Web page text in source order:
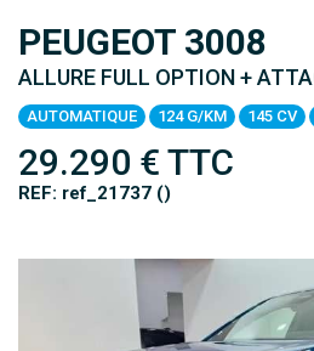
PEUGEOT 3008
ALLURE FULL OPTION +
AUTOMATIQUE 124 G/KM 145 CV
29.290 € TTC
REF: ref_21737 ()